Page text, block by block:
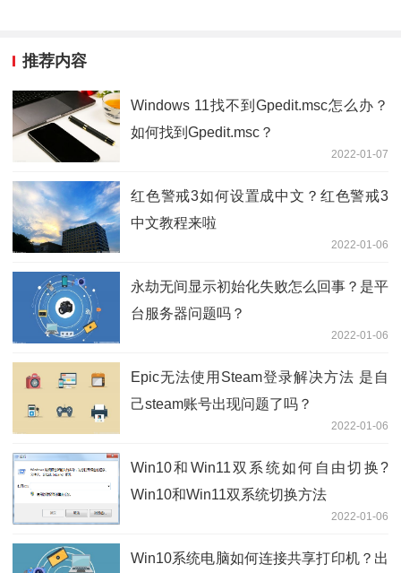
推荐内容
Windows 11找不到Gpedit.msc怎么办？
如何找到Gpedit.msc？
2022-01-07
红色警戒3如何设置成中文？红色警戒3
中文教程来啦
2022-01-06
永劫无间显示初始化失败怎么回事？是平
台服务器问题吗？
2022-01-06
Epic无法使用Steam登录解决方法 是自
己steam账号出现问题了吗？
2022-01-06
Win10和Win11双系统如何自由切换?
Win10和Win11双系统切换方法
2022-01-06
Win10系统电脑如何连接共享打印机？出